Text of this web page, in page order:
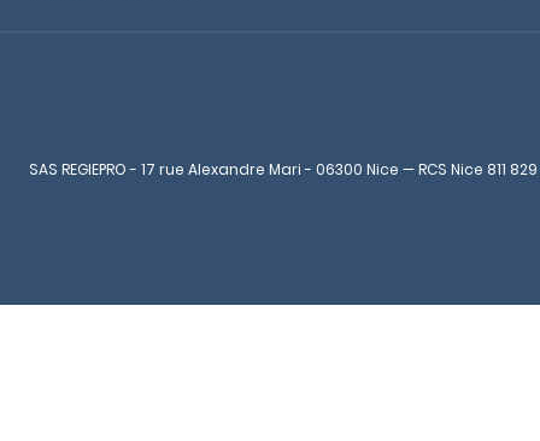
SAS REGIEPRO - 17 rue Alexandre Mari - 06300 Nice — RCS Nice 811